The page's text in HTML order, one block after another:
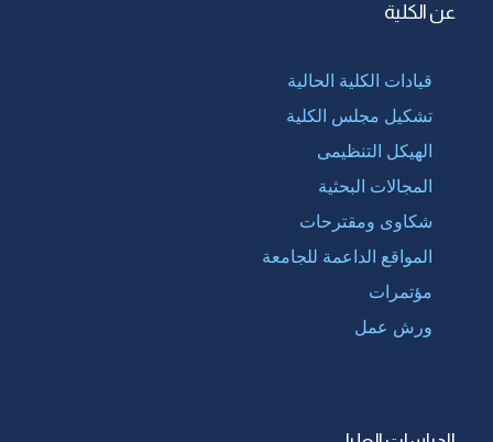
عن الكلية
قيادات الكلية الحالية
تشكيل مجلس الكلية
الهيكل التنظيمى
المجالات البحثية
شكاوى ومقترحات
المواقع الداعمة للجامعة
مؤتمرات
ورش عمل